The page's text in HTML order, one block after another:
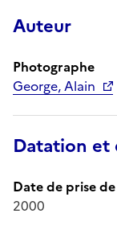
Auteur
Photographe
George, Alain
Datation et
Date de prise
2000